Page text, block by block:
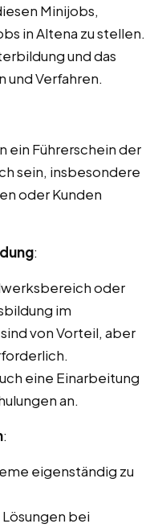
Minijobs,
in Altena zu stellen.
und das
und Verfahren.
ein Führerschein der
sein, insbesondere
oder Kunden
:
oder
im
von Vorteil, aber
eine Einarbeitung
an.
:
eigenständig zu
bei